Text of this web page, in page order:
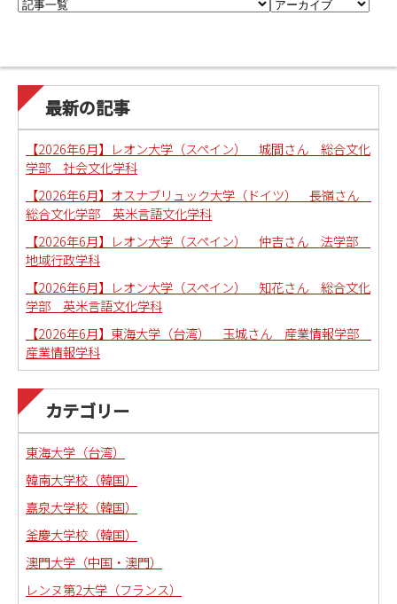
最新の記事
【2026年6月】レオン大学（スペイン） 城間さん 総合文化
学部 社会文化学科
【2026年6月】オスナブリュック大学（ドイツ） 長嶺さん
総合文化学部 英米言語文化学科
【2026年6月】レオン大学（スペイン） 仲吉さん 法学部
地域行政学科
【2026年6月】レオン大学（スペイン） 知花さん 総合文化
学部 英米言語文化学科
【2026年6月】東海大学（台湾） 玉城さん 産業情報学部
産業情報学科
カテゴリー
東海大学（台湾）
韓南大学校（韓国）
嘉泉大学校（韓国）
釜慶大学校（韓国）
澳門大学（中国・澳門）
レンヌ第2大学（フランス）